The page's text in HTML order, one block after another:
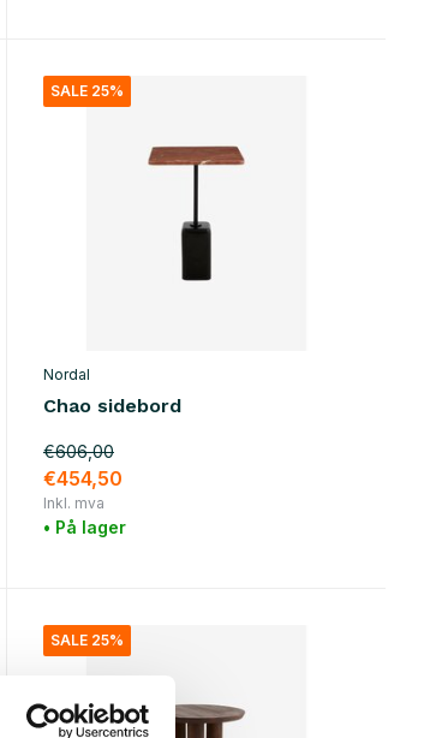
SALE 25%
Nordal
Chao sidebord
€606,00
€454,50
Inkl. mva
• På lager
SALE 25%